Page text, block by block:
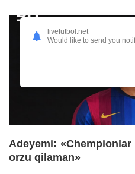
Adeyemi:
orzu qilaman»
livefutbol.net
Would like to send you